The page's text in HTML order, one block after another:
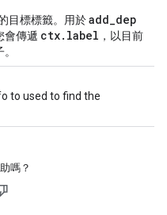
目標標籤。用於add_dep
會傳遞 ctx. label ，以目前
to used to find the
嗎？